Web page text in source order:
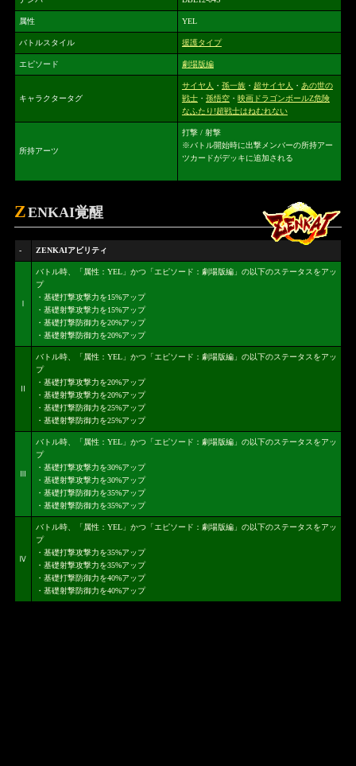
属性 YEL
バトルスタイル 援護タイプ
エピソード 劇場版編
キャラクタータグ
サイヤ人 ・ 孫一族・ 超サイヤ人 ・ あの世の
戦士・ 孫悟空・ 映画ドラゴンボールZ危険
なふたり!超戦士はねむれない
所持アーツ
打撃 / 射撃
※バトル開始時に出撃メンバーの所持アー
ツカードがデッキに追加される
ZENKAI覚醒
- ZENKAIアビリティ
Ⅰ
バトル時、「属性：YEL」かつ「エピソード：劇場版編」の以下のステータスをアッ
プ
・基礎打撃攻撃力を15%アップ
・基礎射撃攻撃力を15%アップ
・基礎打撃防御力を20%アップ
・基礎射撃防御力を20%アップ
Ⅱ
バトル時、「属性：YEL」かつ「エピソード：劇場版編」の以下のステータスをアッ
プ
・基礎打撃攻撃力を20%アップ
・基礎射撃攻撃力を20%アップ
・基礎打撃防御力を25%アップ
・基礎射撃防御力を25%アップ
Ⅲ
バトル時、「属性：YEL」かつ「エピソード：劇場版編」の以下のステータスをアッ
プ
・基礎打撃攻撃力を30%アップ
・基礎射撃攻撃力を30%アップ
・基礎打撃防御力を35%アップ
・基礎射撃防御力を35%アップ
Ⅳ
バトル時、「属性：YEL」かつ「エピソード：劇場版編」の以下のステータスをアッ
プ
・基礎打撃攻撃力を35%アップ
・基礎射撃攻撃力を35%アップ
・基礎打撃防御力を40%アップ
・基礎射撃防御力を40%アップ